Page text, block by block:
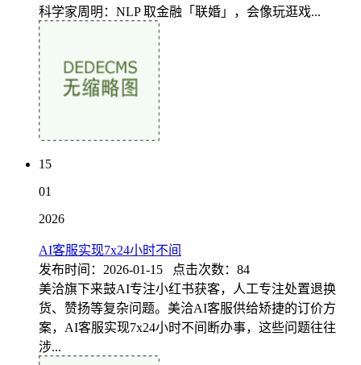
科学家周明：NLP 取金融「联婚」，会像玩逛戏...
15
01
2026
AI客服实现7x24小时不间
发布时间：2026-01-15 点击次数：84
美洽旗下来鼓AI专注小红书获客，人工专注处置退换
货、赞扬等复杂问题。美洽AI客服供给矫捷的订价方
案，AI客服实现7x24小时不间断办事，这些问题往往
涉...